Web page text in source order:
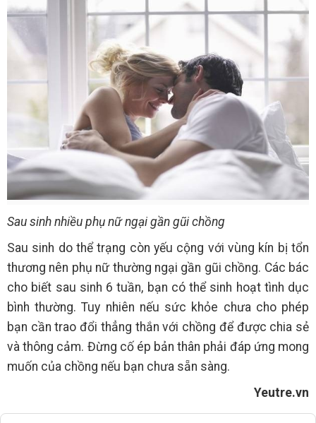
Sau sinh nhiều phụ nữ ngại gần gũi chồng
Sau sinh do thể trạng còn yếu cộng với vùng kín bị tổn
thương nên phụ nữ thường ngại gần gũi chồng. Các bác
cho biết sau sinh 6 tuần, bạn có thể sinh hoạt tình dục
bình thường. Tuy nhiên nếu sức khỏe chưa cho phép
bạn cần trao đổi thẳng thắn với chồng để được chia sẻ
và thông cảm. Đừng cố ép bản thân phải đáp ứng mong
muốn của chồng nếu bạn chưa sẵn sàng.
Yeutre.vn